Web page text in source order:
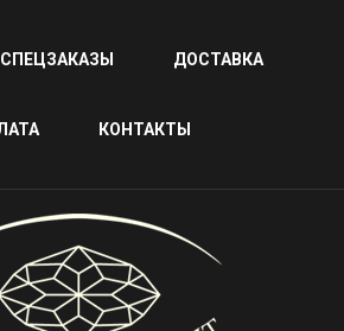
ДОСТАВКА
КОНТАКТЫ